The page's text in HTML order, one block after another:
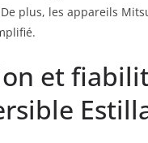
plus, les appareils
et